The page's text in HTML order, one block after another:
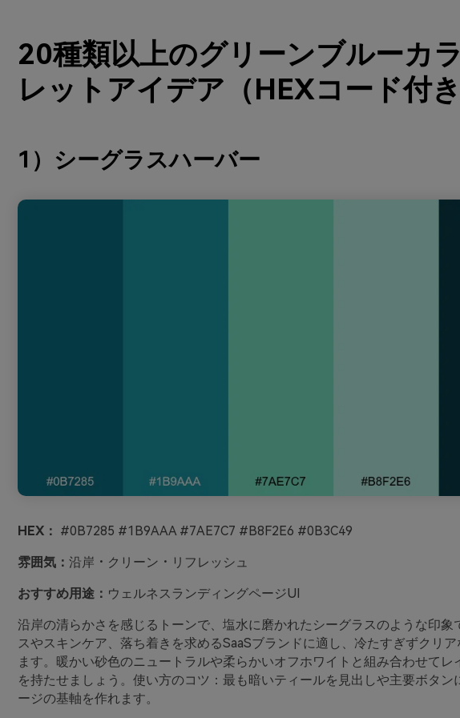
20種類以上のグリーンブルーカ
レットアイデア（HEXコード付き
1）シーグラスハーバー
HEX： #0B7285 #1B9AAA #7AE7C7 #B8F2E6 #0B3C49
雰囲気： 沿岸・クリーン・リフレッシュ
おすすめ用途： ウェルネスランディングページUI
沿岸の清らかさを感じるトーンで、塩水に磨かれたシーグラスのような印象
スやスキンケア、落ち着きを求めるSaaSブランドに適し、冷たすぎずクリア
ます。暖かい砂色のニュートラルや柔らかいオフホワイトと組み合わせてレ
を持たせましょう。使い方のコツ：最も暗いティールを見出しや主要ボタン
ージの基軸を作れます。